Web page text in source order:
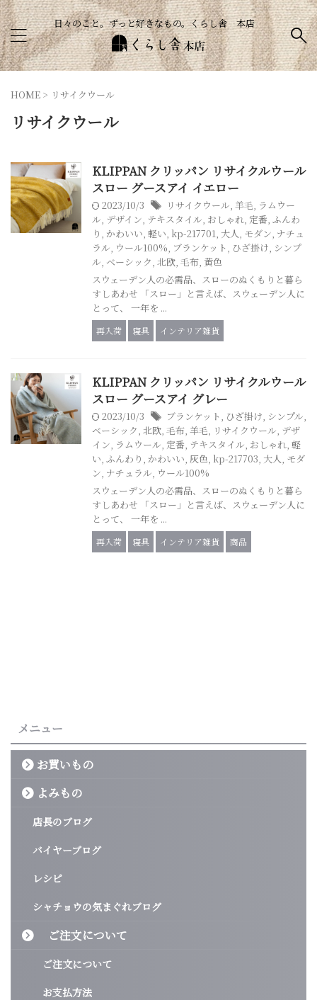
日々のこと。ずっと好きなもの。くらし舎 本店
HOME > リサイクウール
リサイクウール
KLIPPAN クリッパン リサイクルウール
スロー グースアイ イエロー
2023/10/3 リサイクウール, 羊毛, ラムウー
ル, デザイン, テキスタイル, おしゃれ, 定番, ふんわ
り , かわいい, 軽い, kp-217701, 大人, モダン, ナチュ
ラル, ウール100%, ブランケット, ひざ掛け, シンプ
ル, ベーシック, 北欧, 毛布, 黄色
スウェーデン人の必需品、スローのぬくもりと暮ら
すしあわせ 「スロー」と言えば、スウェーデン人に
とって、 一年を ...
再入荷 寝具 インテリア雑貨
KLIPPAN クリッパン リサイクルウール
スロー グースアイ グレー
2023/10/3 ブランケット, ひざ掛け, シンプル,
ベーシック, 北欧, 毛布, 羊毛, リサイクウール, デザ
イン, ラムウール, 定番, テキスタイル, おしゃれ, 軽
い, ふんわり , かわいい, 灰色, kp-217703, 大人, モダ
ン, ナチュラル, ウール100%
スウェーデン人の必需品、スローのぬくもりと暮ら
すしあわせ 「スロー」と言えば、スウェーデン人に
とって、 一年を ...
再入荷 寝具 インテリア雑貨 商品
メニュー
お買いもの
よみもの
店長のブログ
バイヤーブログ
レシピ
シャチョウの気まぐれブログ
ご注文について
ご注文について
お支払方法